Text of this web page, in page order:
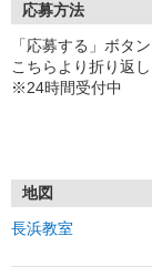
応募方法
「応募する」ボタ
こちらより折り返
※24時間受付中
私服参加可能となり
［選考プロセス］
地図
長浜教室